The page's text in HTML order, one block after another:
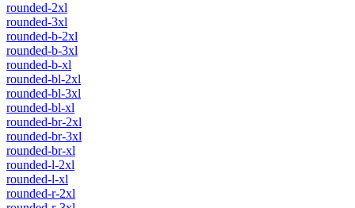
rounded-2xl
rounded-3xl
rounded-b-2xl
rounded-b-3xl
rounded-b-xl
rounded-bl-2xl
rounded-bl-3xl
rounded-bl-xl
rounded-br-2xl
rounded-br-3xl
rounded-br-xl
rounded-l-2xl
rounded-l-xl
rounded-r-2xl